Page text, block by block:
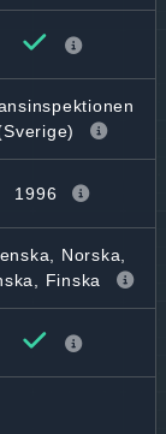
1996
Norska,
Finska